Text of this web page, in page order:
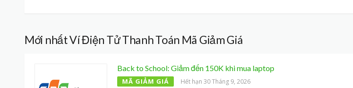
Mới nhất Ví Điện Tử Thanh Toán Mã Giảm Giá
Back to School: Giảm đến 150K khi mua laptop
MÃ GIẢM GIÁ Hết hạn 30 Tháng 9, 2026